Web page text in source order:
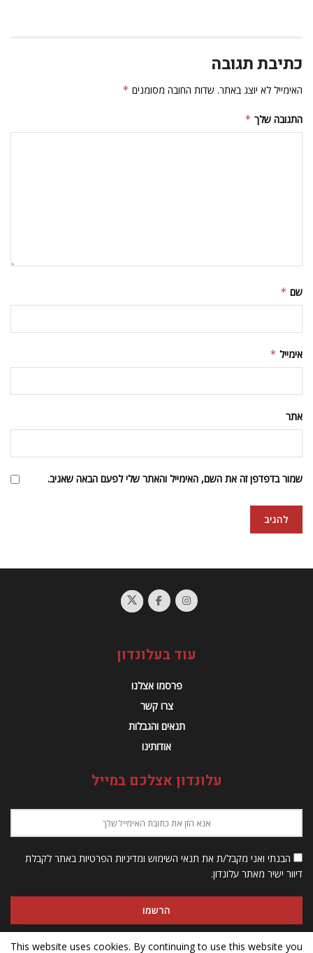
כתיבת תגובה
האימייל לא יוצג באתר. שדות החובה מסומנים *
התגובה שלך *
שם *
אימייל *
אתר
שמור בדפדפן זה את השם, האימייל והאתר שלי לפעם הבאה שאגיב.
עוד בעלונדון
פרסמו אצלנו
צרו קשר
תנאים והגבלות
אודותינו
עלונדון אצלכם במייל
הבנתי ואני מקבל/ת את תנאי השימוש ומדיניות הפרטיות באתר לקבלת
דיוור ישיר מאתר עלונדון.
This website uses cookies. By continuing to use this website you